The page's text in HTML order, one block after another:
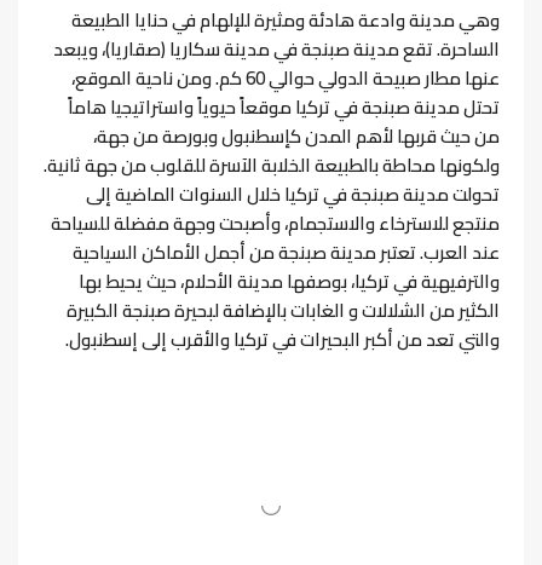
وهي مدينة وادعة هادئة ومثيرة للإلهام في حنايا الطبيعة
الساحرة. تقع مدينة صبنجة في مدينة سكاريا (صقاريا)، ويبعد
عنها مطار صبيحة الدولي حوالي 60 كم.
ومن ناحية الموقع،
تحتل مدينة صبنجة في تركيا موقعاً حيوياً واستراتيجيا هاماً
من حيث قربها لأهم المدن كإسطنبول وبورصة من جهة،
ولكونها محاطة بالطبيعة الخلابة الآسرة للقلوب من جهة ثانية.
تحولت مدينة صبنجة في تركيا خلال السنوات الماضية إلى
منتجع للاسترخاء والاستجمام، وأصبحت وجهة مفضلة للسياحة
عند العرب.تعتبر مدينة صبنجة من أجمل الأماكن السياحية
والترفيهية في تركيا، بوصفها مدينة الأحلام، حيث يحيط بها
الكثير من الشلالات و الغابات بالإضافة لبحيرة صبنجة الكبيرة
والتي تعد من أكبر البحيرات في تركيا والأقرب إلى إسطنبول.